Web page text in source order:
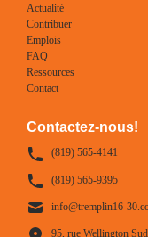
Actualité
Contribuer
Emplois
FAQ
Ressources
Contact
Contactez-nous!
(819) 565-4141
(819) 565-9395
info@tremplin16-
95, rue Wellington